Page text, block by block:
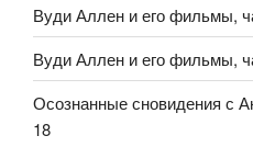
Вуди Аллен и его фильмы,
Вуди Аллен и его фильмы,
Осознанные сновидения с
18